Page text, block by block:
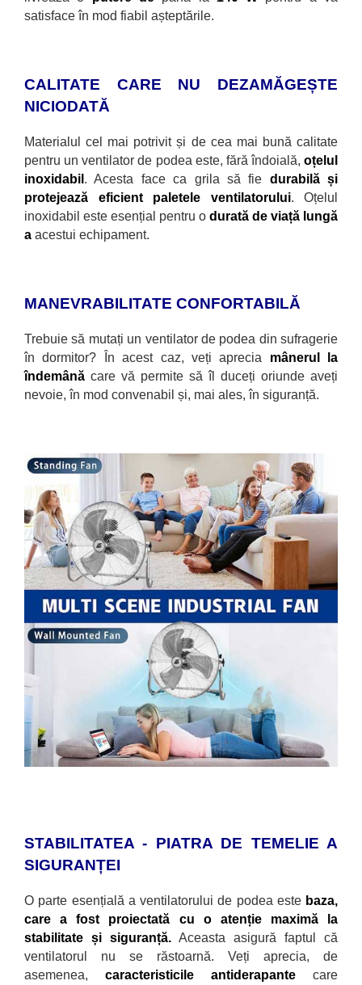
satisface în mod fiabil așteptările.
CALITATE CARE NU DEZAMĂGEȘTE
NICIODATĂ
Materialul cel mai potrivit și de cea mai bună calitate
pentru un ventilator de podea este, fărăîndoială, oțelul
inoxidabil . Acesta face ca grila să fie durabilă și
protejează eficient paletele ventilatorului. Oțelul
inoxidabil este esențial pentru o durată de viață lungă
a acestui echipament.
MANEVRABILITATE CONFORTABILĂ
Trebuie să mutați un ventilator de podea din sufragerie
în dormitor? În acest caz, veți aprecia mânerul la
îndemână care vă permite să îl duceți oriunde aveți
nevoie, în mod convenabil și, mai ales, în siguranță.
STABILITATEA - PIATRA DE TEMELIE A
SIGURANȚEI
O parte esențială a ventilatorului de podea este baza,
care a fost proiectată cu o atenție maximă la
stabilitate și siguranță. Aceasta asigură faptul că
ventilatorul nu se răstoarnă. Veți aprecia, de
asemenea, caracteristicile antiderapante care